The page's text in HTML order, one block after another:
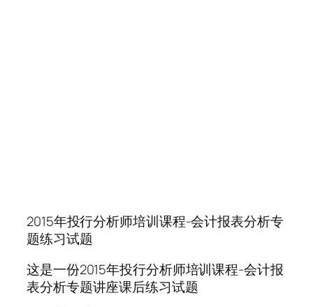
2015年投行分析师培训课程-会计报表分析专
题练习试题
这是一份2015年投行分析师培训课程-会计报
表分析专题讲座课后练习试题